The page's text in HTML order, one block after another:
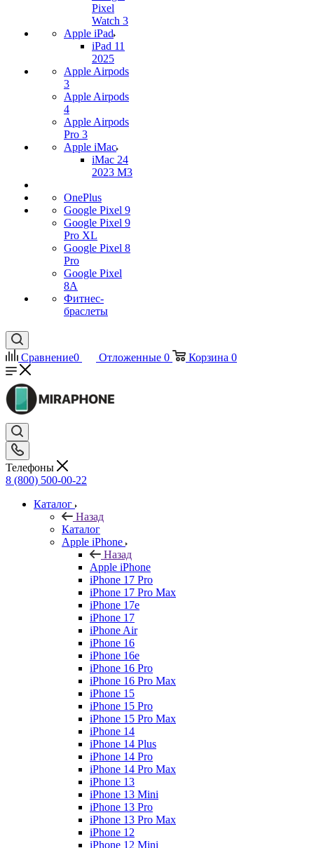
Pixel
Watch 3
Apple iPad
iPad 11
2025
Apple Airpods
3
Apple Airpods
4
Apple Airpods
Pro 3
Apple iMac
iMac 24
2023 M3
OnePlus
Google Pixel 9
Google Pixel 9
Pro XL
Google Pixel 8
Pro
Google Pixel
8A
Фитнес-
браслеты
Сравнение0 Отложенные 0 Корзина 0
Телефоны
8 (800) 500-00-22
Каталог
Назад
Каталог
Apple iPhone
Назад
Apple iPhone
iPhone 17 Pro
iPhone 17 Pro Max
iPhone 17e
iPhone 17
iPhone Air
iPhone 16
iPhone 16e
iPhone 16 Pro
iPhone 16 Pro Max
iPhone 15
iPhone 15 Pro
iPhone 15 Pro Max
iPhone 14
iPhone 14 Plus
iPhone 14 Pro
iPhone 14 Pro Max
iPhone 13
iPhone 13 Mini
iPhone 13 Pro
iPhone 13 Pro Max
iPhone 12
iPhone 12 Mini